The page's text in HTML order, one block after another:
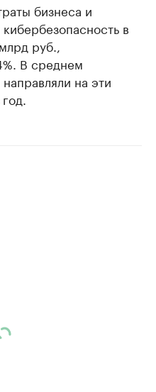
бизнеса и
в
руб.,
В среднем
на эти